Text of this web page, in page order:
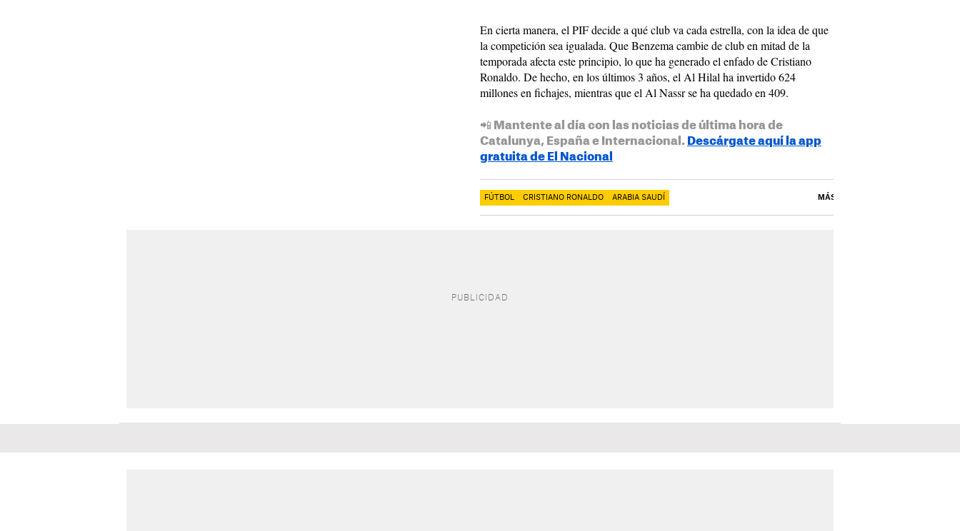
En cierta manera, el PIF decide a qué club va cada estrella, con la idea de que
la competición sea igualada. Que Benzema cambie de club en mitad de la
temporada afecta este principio, lo que ha generado el enfado de Cristiano
Ronaldo. De hecho, en los últimos 3 años, el Al Hilal ha invertido 624
millones en fichajes, mientras que el Al Nassr se ha quedado en 409.
📲 Mantente al día con las noticias de última hora de
Catalunya, España e Internacional. Descárgate aquí la app
gratuita de El Nacional
FÚTBOL CRISTIANO RONALDO ARABIA SAUDÍ MÁS